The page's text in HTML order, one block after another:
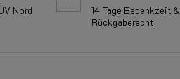
Nord
14 Tage Bedenkzeit &
Rückgaberecht